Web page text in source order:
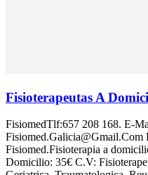
Fisioterapeutas A
FisiomedTlf:657 208 168. E-
Fisiomed.Galicia@Gmail.Com
Fisiomed.Fisioterapia a
Domicilio: 35€ C.V: